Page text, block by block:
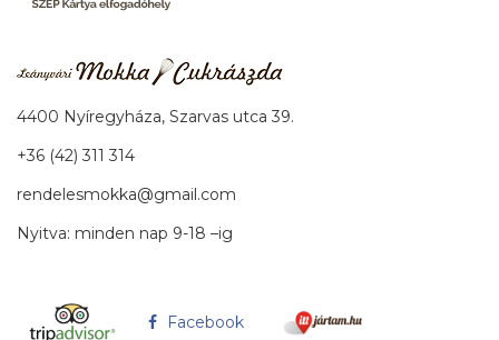
4400 Nyíregyháza, Szarvas utca 39.
+36 (42) 311 314
rendelesmokka@gmail.com
Nyitva: minden nap 9-18 –ig
Facebook